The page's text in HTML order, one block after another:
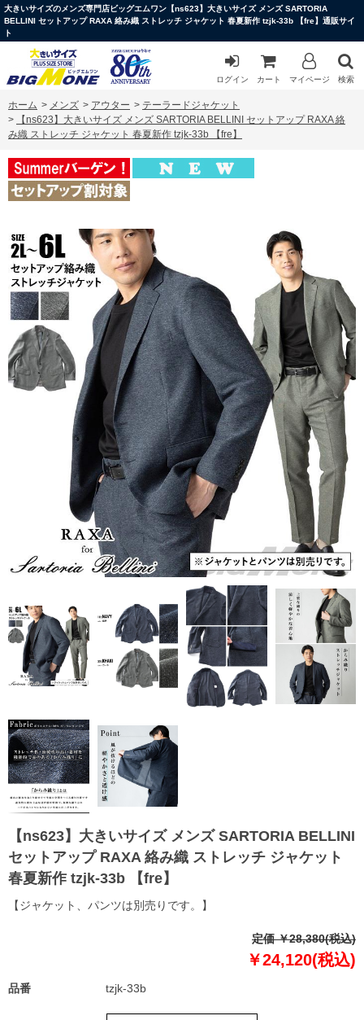
大きいサイズのメンズ専門店ビッグエムワン【ns623】大きいサイズ メンズ SARTORIA
BELLINI セットアップ RAXA 絡み織 ストレッチ ジャケット 春夏新作 tzjk-33b 【fre】通販サイ
ト
ログイン カート マイページ 検索
ホーム > メンズ > アウター > テーラードジャケット
>
【ns623】大きいサイズ メンズ SARTORIA BELLINI セットアップ RAXA 絡
み織 ストレッチ ジャケット 春夏新作 tzjk-33b 【fre】
【ns623】大きいサイズ メンズ SARTORIA BELLINI
セットアップ RAXA 絡み織 ストレッチ ジャケット
春夏新作 tzjk-33b 【fre】
【ジャケット、パンツは別売りです。】
定価 ￥28,380(税込)
￥24,120(税込)
品番 tzjk-33b